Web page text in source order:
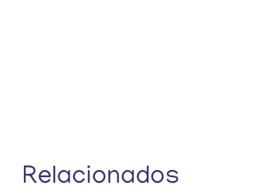
Relacionados